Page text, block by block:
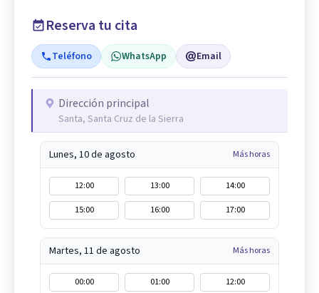
Reserva tu cita
Teléfono WhatsApp Email
Dirección principal
Santa, Santa Cruz de la Sierra
Lunes, 10 de agosto Más horas
12:00 13:00
14:00
15:00
16:00 17:00
Martes, 11 de agosto Más horas
00:00 01:00
12:00